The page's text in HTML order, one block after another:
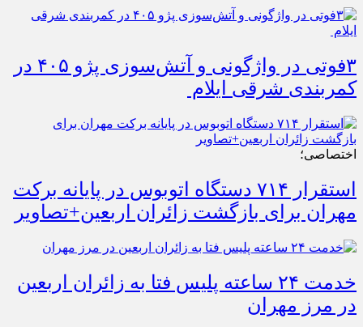
۳فوتی در واژگونی و آتش‌سوزی پژو ۴۰۵ در
کمربندی شرقی ایلام
اختصاصی؛
استقرار ۷۱۴ دستگاه اتوبوس در پایانه برکت
مهران برای بازگشت زائران اربعین+تصاویر
خدمت ۲۴ ساعته پلیس فتا به زائران اربعین
در مرز مهران